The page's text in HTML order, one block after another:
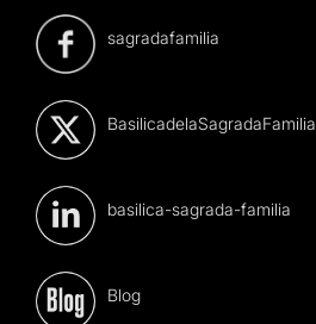
sagradafamilia
BasilicadelaSagradaFamilia
basilica-sagrada-familia
Blog